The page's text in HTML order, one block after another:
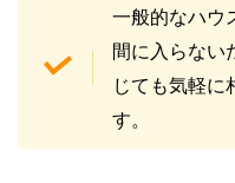
一般的なハウ
間に入らない
じても気軽に
す。